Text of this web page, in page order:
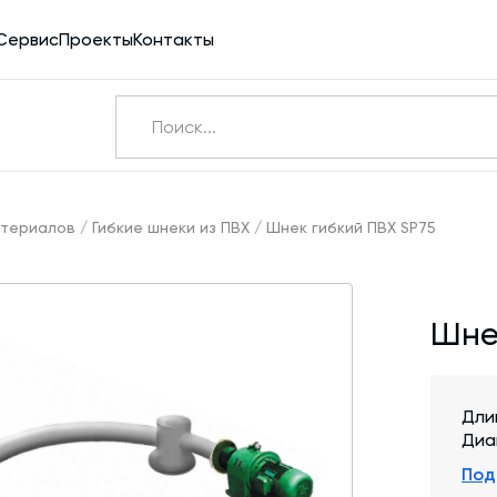
ПроектыКонтакты
Ничего не найдено
Силосы для цемента и обвязка
Пневмотранспорт
/ Гибкие шнеки из ПВХ / Шнек гибкий ПВХ SP75